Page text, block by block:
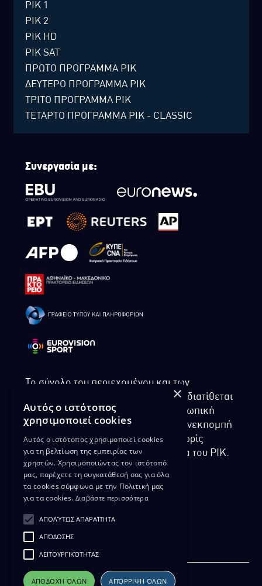
ΡΙΚ 1
ΡΙΚ 2
ΡΙΚ HD
ΡΙΚ SAT
ΠΡΩΤΟ ΠΡΟΓΡΑΜΜΑ ΡΙΚ
ΔΕΥΤΕΡΟ ΠΡΟΓΡΑΜΜΑ ΡΙΚ
ΤΡΙΤΟ ΠΡΟΓΡΑΜΜΑ ΡΙΚ
ΤΕΤΑΡΤΟ ΠΡΟΓΡΑΜΜΑ ΡΙΚ - CLASSIC
Συνεργασία με:
Το σύνολο του περιεχομένου και των
υπηρεσιών της ιστοσελίδας του ΡΙΚ διατίθεται
στους επισκέπτες αυστηρά για προσωπική
χρήση. Απαγορεύεται η χρήση ή επανεκπομπή
του, σε οποιοδήποτε μορφή, με ή χωρίς
επεξεργασία και χωρίς γραπτή άδεια του ΡΙΚ.
ΔΙΚΑΙΩΜΑ ΠΡΟΣΤΑΣΙΑΣ ΔΕΔΟΜΕΝΩΝ
ΔΙΑΘΕΣΗ ΑΡΧΕΙΑΚΟΥ ΥΛΙΚΟΥ
ΠΟΛΙΤΙΚΗ ΑΠΟΡΡΗΤΟΥ EUROVISION
×
Αυτός ο ιστότοπος
χρησιμοποιεί cookies
Αυτός ο ιστότοπος χρησιμοποιεί cookies
για τη βελτίωση της εμπειρίας των
χρηστών. Χρησιμοποιώντας τον ιστότοπό
μας, παρέχετε τη συγκατάθεσή σας για όλα
τα cookies σύμφωνα με την Πολιτική μας
για τα cookies. Διαβάστε περισσότερα
ΑΠΟΛΎΤΩΣ ΑΠΑΡΑΊΤΗΤΑ
ΑΠΌΔΟΣΗΣ
ΛΕΙΤΟΥΡΓΙΚΌΤΗΤΑΣ
ΑΠΟΔΟΧΉ ΌΛΩΝ ΑΠΌΡΡΙΨΗ ΌΛΩΝ